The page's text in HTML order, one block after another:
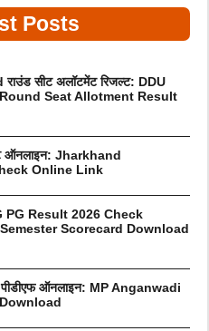
Posts
राउंड सीट अलॉटमेंट रिजल्ट: DDU
Seat Allotment Result
ऑनलाइन: Jharkhand
Online Link
Result 2026 Check
Scorecard Download
पीडीएफ ऑनलाइन: MP Anganwadi